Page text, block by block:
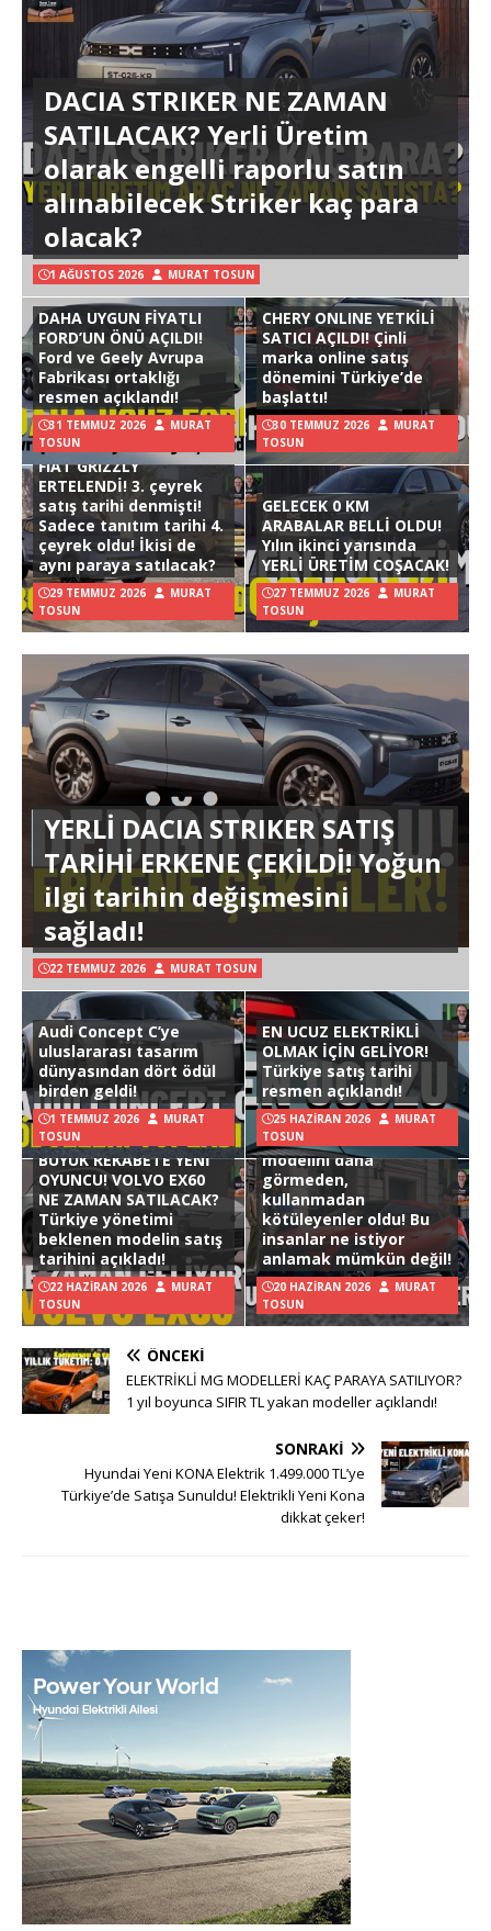
DACIA STRIKER NE ZAMAN
SATILACAK? Yerli Üretim
olarak engelli raporlu satın
alınabilecek Striker kaç para
olacak?
1 AĞUSTOS 2026 MURAT TOSUN
DAHA UYGUN FİYATLI
FORD’UN ÖNÜ AÇILDI!
Ford ve Geely Avrupa
Fabrikası ortaklığı
resmen açıklandı!
31 TEMMUZ 2026
MURAT
TOSUN
CHERY ONLINE YETKİLİ
SATICI AÇILDI! Çinli
marka online satış
dönemini Türkiye’de
başlattı!
30 TEMMUZ 2026
MURAT
TOSUN
FIAT GRIZZLY
ERTELENDİ! 3. çeyrek
satış tarihi denmişti!
Sadece tanıtım tarihi 4.
çeyrek oldu! İkisi de
aynı paraya satılacak?
29 TEMMUZ 2026
MURAT
TOSUN
GELECEK 0 KM
ARABALAR BELLİ OLDU!
Yılın ikinci yarısında
YERLİ ÜRETİM COŞACAK!
27 TEMMUZ 2026
MURAT
TOSUN
YERLİ DACIA STRIKER SATIŞ
TARİHİ ERKENE ÇEKİLDİ! Yoğun
ilgi tarihin değişmesini
sağladı!
22 TEMMUZ 2026 MURAT TOSUN
Audi Concept C’ye
uluslararası tasarım
dünyasından dört ödül
birden geldi!
1 TEMMUZ 2026
MURAT
TOSUN
EN UCUZ ELEKTRİKLİ
OLMAK İÇİN GELİYOR!
Türkiye satış tarihi
resmen açıklandı!
25 HAZIRAN 2026
MURAT
TOSUN
BÜYÜK REKABETE YENİ
OYUNCU! VOLVO EX60
NE ZAMAN SATILACAK?
Türkiye yönetimi
beklenen modelin satış
tarihini açıkladı!
22 HAZIRAN 2026
MURAT
TOSUN
Hyundai Ioniq 3
modelini daha
görmeden,
kullanmadan
kötüleyenler oldu! Bu
insanlar ne istiyor
anlamak mümkün değil!
20 HAZIRAN 2026
MURAT
TOSUN
ÖNCEKI
ELEKTRİKLİ MG MODELLERİ KAÇ PARAYA SATILIYOR?
1 yıl boyunca SIFIR TL yakan modeller açıklandı!
SONRAKI
Hyundai Yeni KONA Elektrik 1.499.000 TL’ye
Türkiye’de Satışa Sunuldu! Elektrikli Yeni Kona
dikkat çeker!